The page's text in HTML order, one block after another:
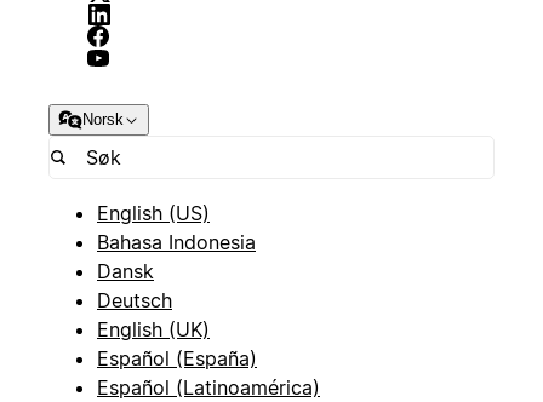
Norsk
English (US)
Bahasa Indonesia
Dansk
Deutsch
English (UK)
Español (España)
Español (Latinoamérica)